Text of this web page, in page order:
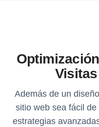
Además de un
sitio web sea fácil
estrategias